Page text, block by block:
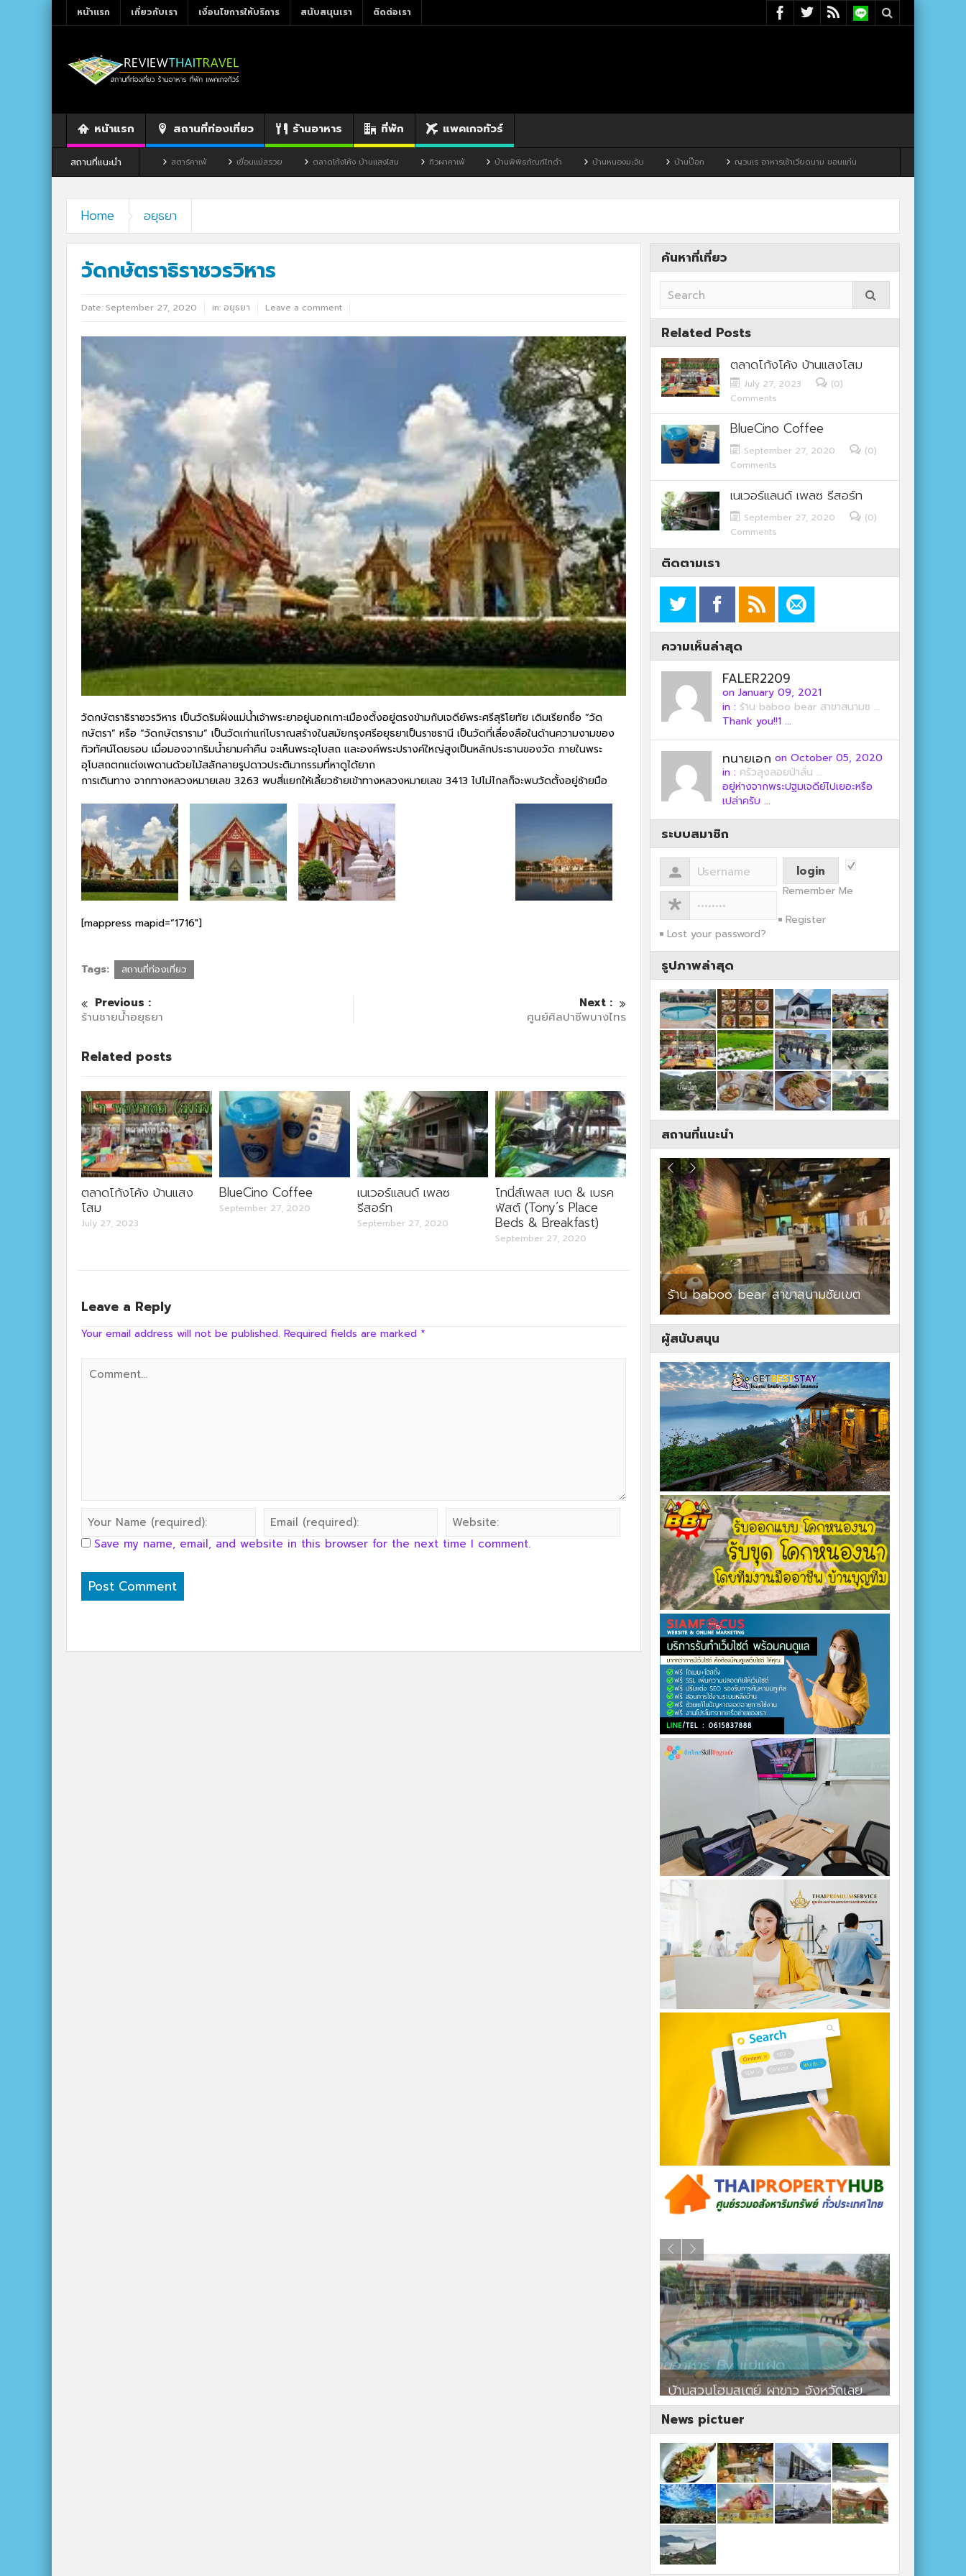
หน้าแรก เกี่ยวกับเรา เงื่อนไขการให้บริการ สนับสนุนเรา ติดต่อเรา
หน้าแรก สถานที่ท่องเที่ยว ร้านอาหาร ที่พัก แพคเกจทัวร์
สถานที่แนะนำ
ร้านอาหาร By แม่แฝด สตาร์คาเฟ่ เขื่อนแม่สรวย ตลาดโก้งโค้ง บ้านแสงโสม ทิวผาคาเฟ่ บ้านพิพิธภัณฑ์ไทดำ บ้านหนองมะจับ บ้านป๊อก ญวนเร อาหารเช้าเวียดนาม ขอนแก่น
Home อยุธยา
วัดกษัตราธิราชวรวิหาร
Date: September 27, 2020 in: อยุธยา Leave a comment
วัดกษัตราธิราชวรวิหาร เป็นวัดริมฝั่งแม่น้ำเจ้าพระยาอยู่นอกเกาะเมืองตั้งอยู่ตรงข้ามกับเจดีย์พระศรีสุริโยทัย เดิมเรียกชื่อ “วัด
กษัตรา” หรือ “วัดกษัตราราม” เป็นวัดเก่าแก่โบราณสร้างในสมัยกรุงศรีอยุธยาเป็นราชธานี เป็นวัดที่เลื่องลือในด้านความงามของ
ทิวทัศน์โดยรอบ เมื่อมองจากริมน้ำยามคำคืน จะเห็นพระอุโบสถ และองค์พระปรางค์ใหญ่สูงเป็นหลักประธานของวัด ภายในพระ
อุโบสถตกแต่งเพดานด้วยไม้สลักลายรูปดาวประติมากรรมที่หาดูได้ยาก
การเดินทาง จากทางหลวงหมายเลข 3263 พบสี่แยกให้เลี้ยวซ้ายเข้าทางหลวงหมายเลข 3413 ไปไม่ไกลก็จะพบวัดตั้งอยู่ซ้ายมือ
[mappress mapid=”1716″]
Tags: สถานที่ท่องเที่ยว
Previous :
ร้านชายนํ้าอยุธยา
Next :
ศูนย์ศิลปาชีพบางไทร
Related posts
ตลาดโก้งโค้ง บ้านแสง
โสม
July 27, 2023
BlueCino Coffee
September 27, 2020
เนเวอร์แลนด์ เพลซ
รีสอร์ท
September 27, 2020
โทนี่ส์เพลส เบด & เบรค
ฟัสต์ (Tony´s Place
Beds & Breakfast)
September 27, 2020
Leave a Reply
Your email address will not be published. Required fields are marked *
Save my name, email, and website in this browser for the next time I comment.
ค้นหาที่เที่ยว
Related Posts
ตลาดโก้งโค้ง บ้านแสงโสม
July 27, 2023
(0)
Comments
BlueCino Coffee
September 27, 2020
(0)
Comments
เนเวอร์แลนด์ เพลซ รีสอร์ท
September 27, 2020
(0)
Comments
ติดตามเรา
ความเห็นล่าสุด
FALER2209
on January 09, 2021
in : ร้าน baboo bear สาขาสนามช ...
Thank you!!1 ...
ทนายเอก on October 05, 2020
in : ครัวลุงลอยป่าลั่น ...
อยู่ห่างจากพระปฐมเจดีย์ไปเยอะหรือ
เปล่าครับ ...
ระบบสมาชิก
Remember Me
Register
Lost your password?
รูปภาพล่าสุด
สถานที่แนะนำ
ร้าน baboo bear สาขาสนามชัยเขต
ผู้สนับสนุน
ร้านอาหาร By แม่แฝด
News pictuer